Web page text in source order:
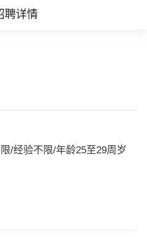
聘详情
/经验不限/年龄25至29周岁